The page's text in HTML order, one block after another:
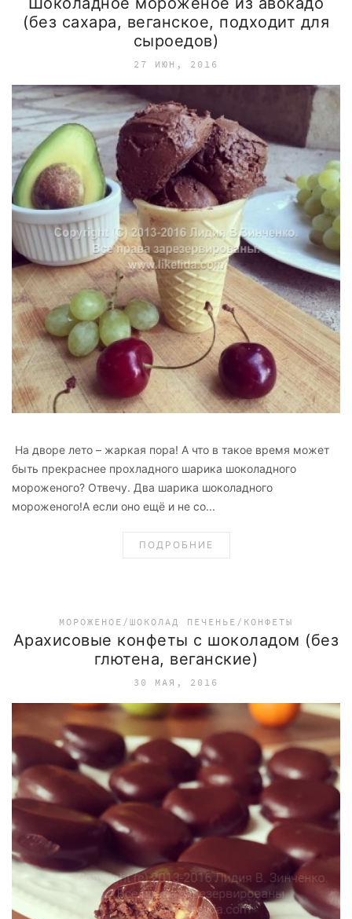
(без сахара, веганское, подходит для
сыроедов)
27 ИЮН, 2016
На дворе лето – жаркая пора! А что в такое время может
быть прекраснее прохладного шарика шоколадного
мороженого? Отвечу. Два шарика шоколадного
мороженого!А если оно ещё и не со...
ПОДРОБНИЕ
МОРОЖЕНОЕ/ШОКОЛАД ПЕЧЕНЬЕ/КОНФЕТЫ
Арахисовые конфеты с шоколадом (без
глютена, веганские)
30 МАЯ, 2016